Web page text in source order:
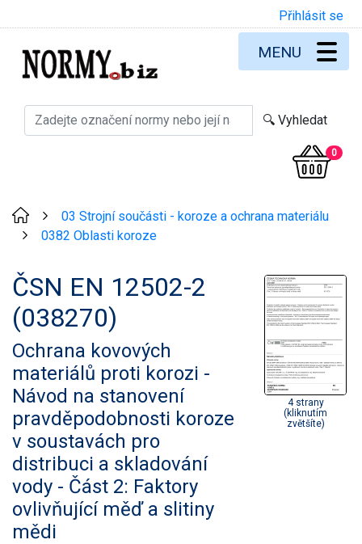
Přihlásit se
0
MENU
03 Strojní součásti - koroze a ochrana materiálu
0382 Oblasti koroze
ČSN EN 12502-2
(038270)
Ochrana kovových
materiálů proti korozi -
Návod na stanovení
pravděpodobnosti koroze
v soustavách pro
distribuci a skladování
vody - Část 2: Faktory
ovlivňující měď a slitiny
mědi
4 strany
(kliknutím
zvětšíte)